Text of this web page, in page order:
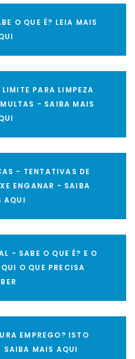
O QUE É? LEIA MAIS
PARA LIMPEZA
- SAIBA MAIS
- TENTATIVAS DE
ENGANAR - SAIBA
AQUI
- SABE O QUE É? E O
O QUE PRECISA
EMPREGO? ISTO
SAIBA MAIS AQUI